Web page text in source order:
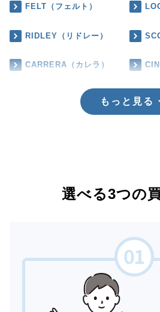
FELT（フェルト）
RIDLEY（リドレー）
CARRERA（カレラ）
もっと見る
選べる3つの